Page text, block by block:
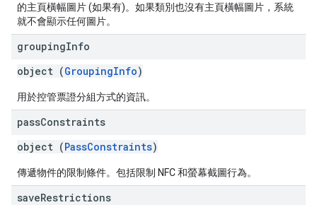
的主頁橫幅圖片 (如果有)。如果類別也沒有主頁橫幅圖片，系統
就不會顯示任何圖片。
groupingInfo
object (GroupingInfo)
用於控管票證分組方式的資訊。
passConstraints
object (PassConstraints)
傳遞物件的限制條件。包括限制 NFC 和螢幕截圖行為。
saveRestrictions